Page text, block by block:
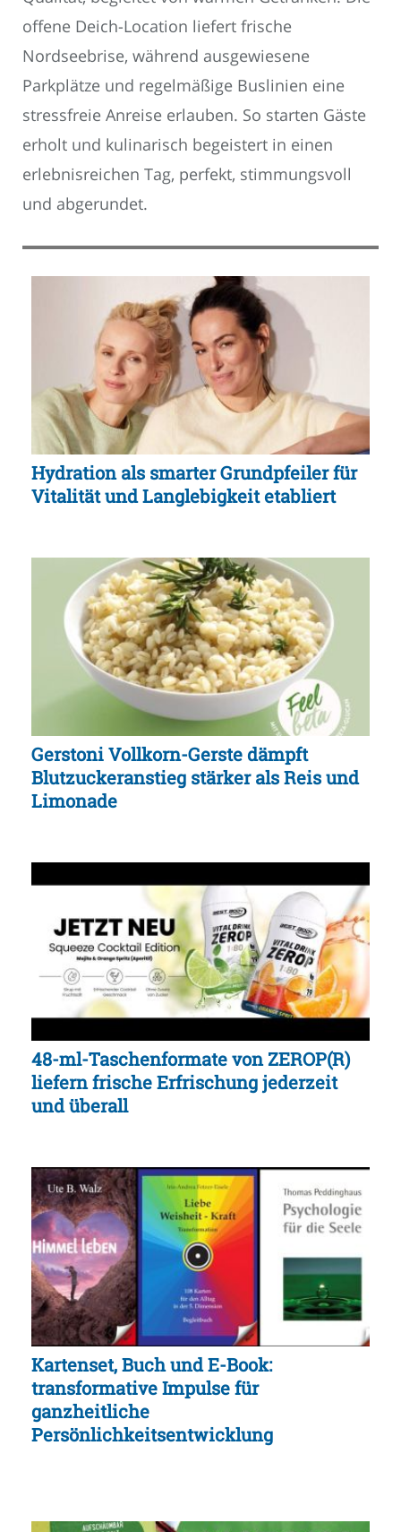
offene Deich-Location liefert frische
Nordseebrise, während ausgewiesene
Parkplätze und regelmäßige Buslinien eine
stressfreie Anreise erlauben. So starten Gäste
erholt und kulinarisch begeistert in einen
erlebnisreichen Tag, perfekt, stimmungsvoll
und abgerundet.
Hydration als smarter Grundpfeiler für
Vitalität und Langlebigkeit etabliert
Gerstoni Vollkorn-Gerste dämpft
Blutzuckeranstieg stärker als Reis und
Limonade
48-ml-Taschenformate von ZEROP(R)
liefern frische Erfrischung jederzeit
und überall
Kartenset, Buch und E-Book:
transformative Impulse für
ganzheitliche
Persönlichkeitsentwicklung